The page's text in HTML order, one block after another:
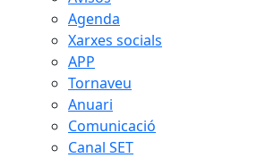
Agenda
Xarxes socials
APP
Tornaveu
Anuari
Comunicació
Canal SET